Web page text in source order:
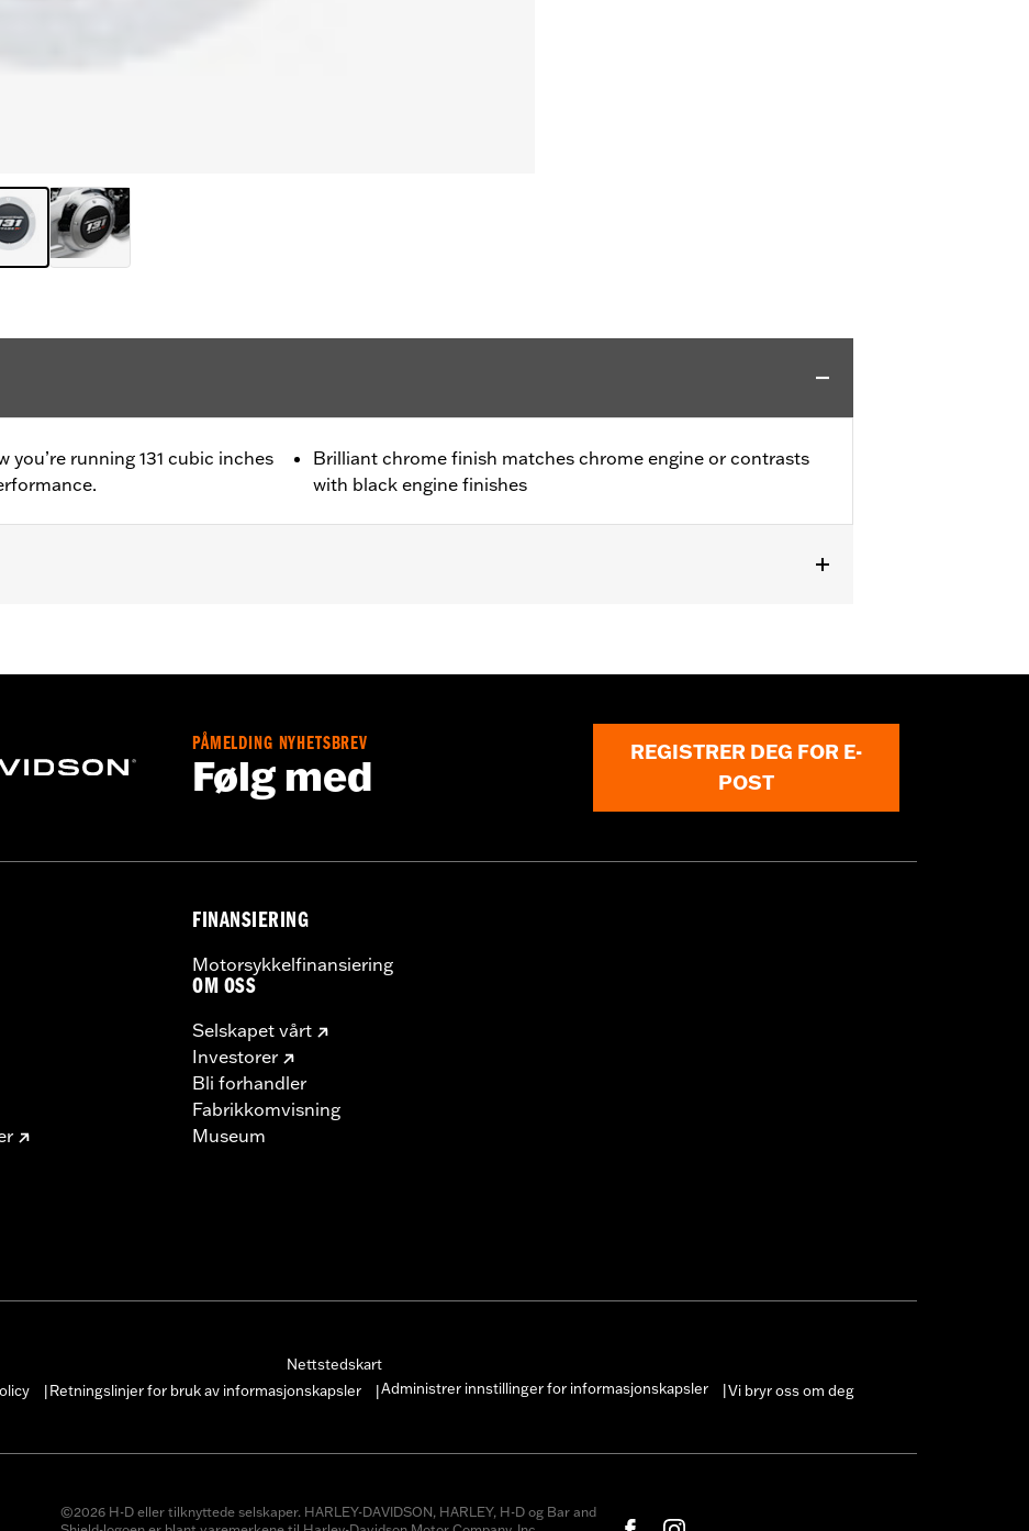
running 131 cubic inches
Brilliant chrome finish matches chrome engine or contrasts
with black engine finishes
covers may require purchase of new gaskets. See dealer for information.
PÅMELDING NYHETSBREV
Følg med
REGISTRER DEG FOR E-
POST
FINANSIERING
Motorsykkelfinansiering
OM OSS
Selskapet vårt
Investorer
Bli forhandler
Fabrikkomvisning
Museum
Nettstedskart
Retningslinjer for bruk av informasjonskapsler Administrer innstillinger for informasjonskapsler Vi bryr oss om deg
©2026 H-D eller tilknyttede selskaper. HARLEY-DAVIDSON, HARLEY, H-D og Bar and